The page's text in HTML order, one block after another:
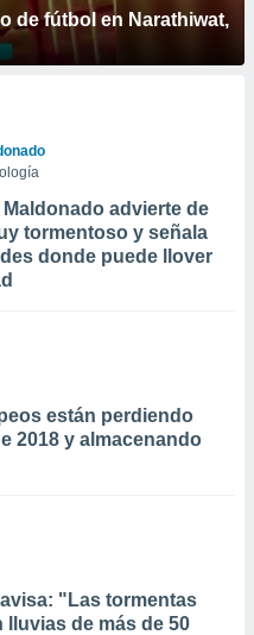
de fútbol en Narathiwat,
advierte de
tormentoso y señala
donde puede llover
están perdiendo
2018 y almacenando
"Las tormentas
lluvias de más de 50